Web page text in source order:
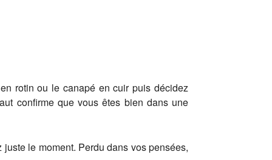
rotin ou le canapé en cuir puis décidez
confirme que vous êtes bien dans une
le moment. Perdu dans vos pensées,